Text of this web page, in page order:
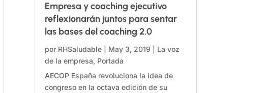
Empresa y coaching ejecutivo
reflexionarán juntos para sentar
las bases del coaching 2.0
por RHSaludable| May 3, 2019
La voz
de la empresa, Portada
AECOP España revoluciona la idea de
congreso en la octava edición de su